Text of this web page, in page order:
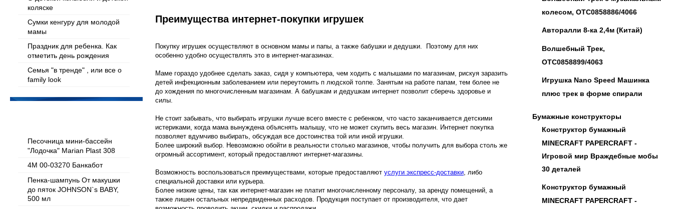
колесом, OTC0858886/4066
Авторалли 8-ка 2,4м (Китай)
Волшебный Трек,
OTC0858899/4063
Игрушка Nano Speed Машинка
плюс трек в форме спирали
Бумажные конструкторы
Конструктор бумажный
MINECRAFT PAPERCRAFT -
Игровой мир Враждебные мобы
30 деталей
Конструктор бумажный
MINECRAFT PAPERCRAFT -
коляске
Сумки кенгуру для молодой
мамы
Праздник для ребенка. Как
отметить день рождения
Семья "в тренде" , или все о
family look
Песочница мини-бассейн
"Лодочка" Marian Plast 308
4M 00-03270 Банкабот
Пенка-шампунь От макушки
до пяток JOHNSON`s BABY,
500 мл
Преимущества интернет-покупки игрушек
Покупку игрушек осуществляют в основном мамы и папы, а также бабушки и дедушки. Поэтому для них
особенно удобно осуществлять это в интернет-магазинах.
Маме гораздо удобнее сделать заказ, сидя у компьютера, чем ходить с малышами по магазинам, рискуя заразить
детей инфекционным заболеванием или переутомить п людской толпе. Занятым на работе папам, тем более не
до хождения по многочисленным магазинам. А бабушкам и дедушкам интернет позволит сберечь здоровье и
силы.
Не стоит забывать, что выбирать игрушки лучше всего вместе с ребенком, что часто заканчивается детскими
истериками, когда мама вынуждена объяснять малышу, что не может скупить весь магазин. Интернет покупка
позволяет вдумчиво выбирать, обсуждая все достоинства той или иной игрушки.
Более широкий выбор. Невозможно обойти в реальности столько магазинов, чтобы получить для выбора столь же
огромный ассортимент, который предоставляют интернет-магазины.
Возможность воспользоваться преимуществами, которые предоставляют услуги экспресс-доставки , либо
специальной доставки или курьера.
Более низкие цены, так как интернет-магазин не платит многочисленному персоналу, за аренду помещений, а
также лишен остальных непредвиденных расходов. Продукция поступает от производителя, что дает